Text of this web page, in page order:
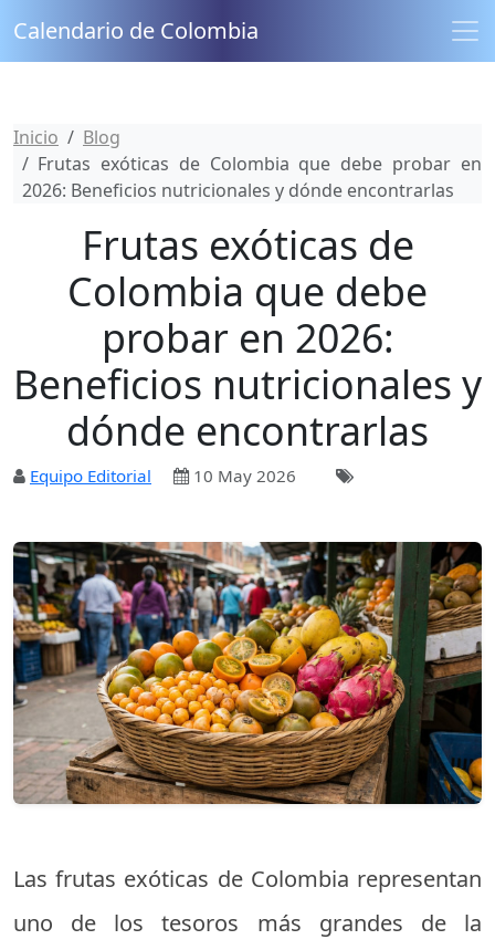
Calendario de Colombia
Inicio
Blog
Frutas exóticas de Colombia que debe probar en
2026: Beneficios nutricionales y dónde encontrarlas
Frutas exóticas de
Colombia que debe
probar en 2026:
Beneficios nutricionales y
dónde encontrarlas
Equipo Editorial 10 May 2026
Las frutas exóticas de Colombia representan
uno de los tesoros más grandes de la